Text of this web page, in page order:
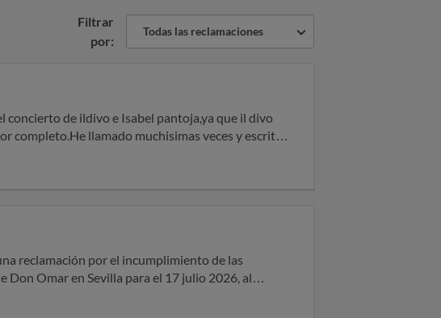
Filtrar
por:
Todas las reclamaciones
concierto de ildivo e Isabel pantoja,ya que il divo
completo.He llamado muchisimas veces y escrito
con que la compré caducó y lo tienen que hacer
mas de 2 meses.Espero una respuesta
reclamación por el incumplimiento de las
Don Omar en Sevilla para el 17 julio 2026, al
de la compra,
Don Omar, siendo este el principal motivo por el